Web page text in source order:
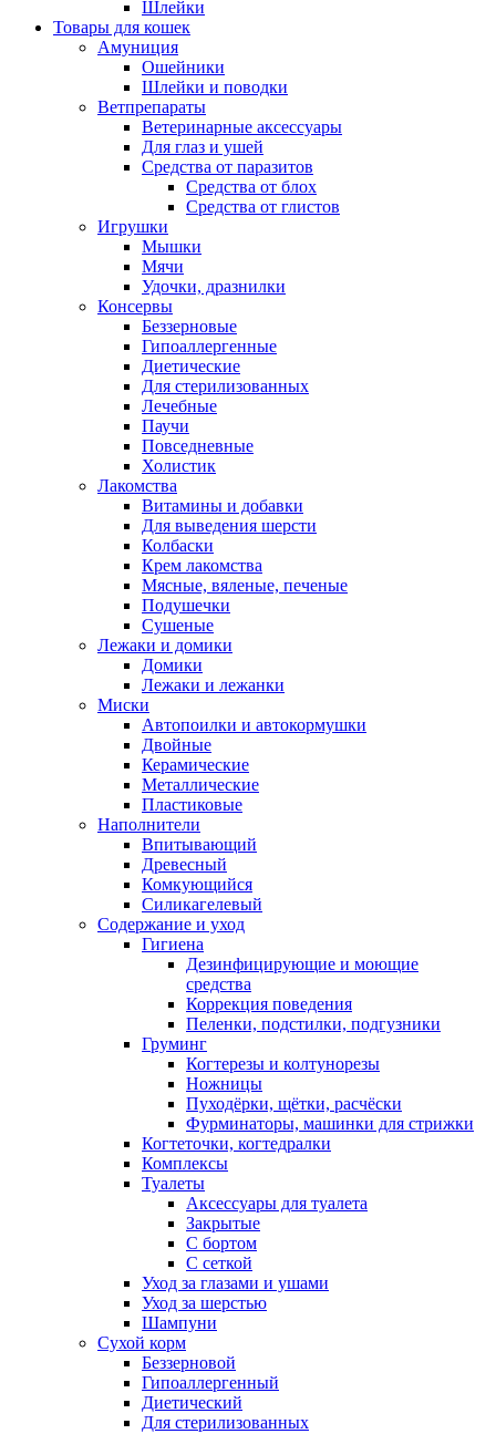
Шлейки
Товары для кошек
Амуниция
Ошейники
Шлейки и поводки
Ветпрепараты
Ветеринарные аксессуары
Для глаз и ушей
Средства от паразитов
Средства от блох
Средства от глистов
Игрушки
Мышки
Мячи
Удочки, дразнилки
Консервы
Беззерновые
Гипоаллергенные
Диетические
Для стерилизованных
Лечебные
Паучи
Повседневные
Холистик
Лакомства
Витамины и добавки
Для выведения шерсти
Колбаски
Крем лакомства
Мясные, вяленые, печеные
Подушечки
Сушеные
Лежаки и домики
Домики
Лежаки и лежанки
Миски
Автопоилки и автокормушки
Двойные
Керамические
Металлические
Пластиковые
Наполнители
Впитывающий
Древесный
Комкующийся
Силикагелевый
Содержание и уход
Гигиена
Дезинфицирующие и моющие
средства
Коррекция поведения
Пеленки, подстилки, подгузники
Груминг
Когтерезы и колтунорезы
Ножницы
Пуходёрки, щётки, расчёски
Фурминаторы, машинки для стрижки
Когтеточки, когтедралки
Комплексы
Туалеты
Аксессуары для туалета
Закрытые
С бортом
С сеткой
Уход за глазами и ушами
Уход за шерстью
Шампуни
Сухой корм
Беззерновой
Гипоаллергенный
Диетический
Для стерилизованных